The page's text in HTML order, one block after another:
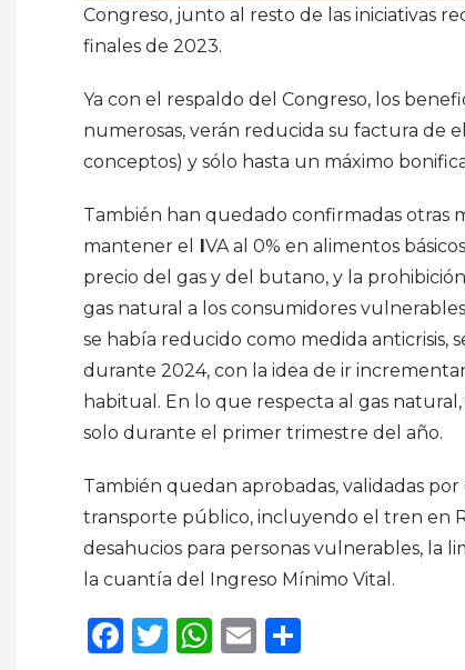
Congreso, junto al resto de las iniciativas
finales de 2023.
Ya con el respaldo del Congreso, los
numerosas, verán reducida su factura de
conceptos) y sólo hasta un máximo
También han quedado confirmadas otras
mantener el
IVA al 0% en alimentos
precio del gas y del butano, y la
gas natural a los consumidores
se había reducido como medida anticrisis,
durante 2024, con la idea de ir
habitual. En lo que respecta al gas
solo durante el primer trimestre del año.
También quedan aprobadas, validadas
transporte público, incluyendo el tren en
desahucios para personas vulnerables, la
la cuantía del Ingreso Mínimo Vital.
Facebook
Twitter
WhatsApp
Email